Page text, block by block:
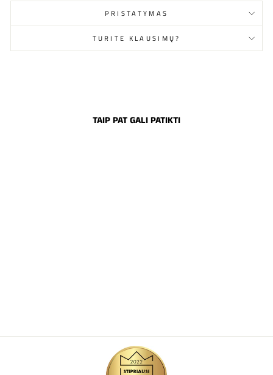
PRISTATYMAS
TURITE KLAUSIMŲ?
TAIP PAT GALI PATIKTI